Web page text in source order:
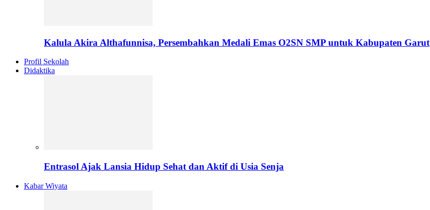
Kalula Akira Althafunnisa, Persembahkan Medali Emas O2SN SMP untuk Kabupaten Garut
Profil Sekolah
Didaktika
Entrasol Ajak Lansia Hidup Sehat dan Aktif di Usia Senja
Kabar Wiyata